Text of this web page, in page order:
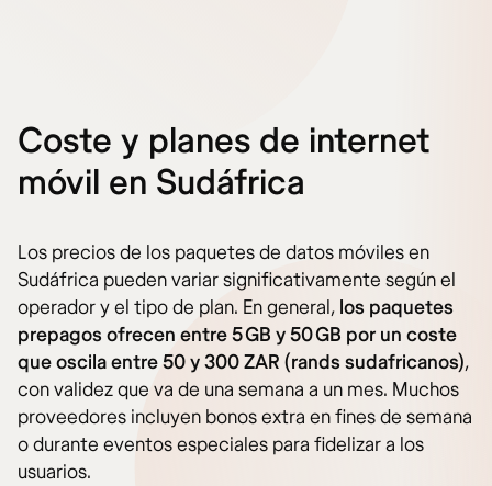
Coste y planes de internet
móvil en Sudáfrica
Los precios de los paquetes de datos móviles en
Sudáfrica pueden variar significativamente según el
operador y el tipo de plan. En general, los paquetes
prepagos ofrecen entre 5 GB y 50 GB por un coste
que oscila entre 50 y 300 ZAR (rands sudafricanos),
con validez que va de una semana a un mes. Muchos
proveedores incluyen bonos extra en fines de semana
o durante eventos especiales para fidelizar a los
usuarios.